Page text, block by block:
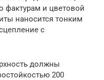
фактурам и цветовой
наносится тонким
с
должны
200